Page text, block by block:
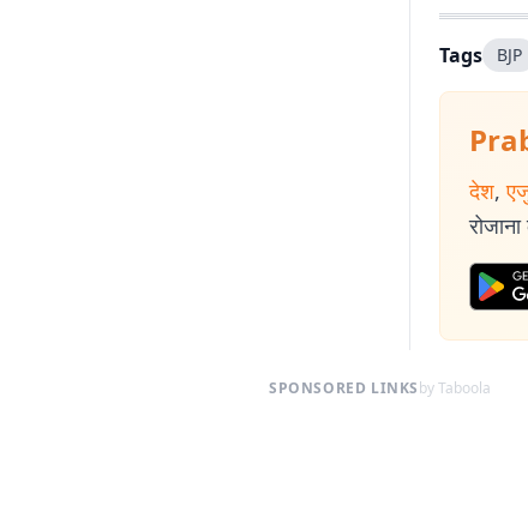
Tags BJP
देश,
SPONSORED LINKSby Taboola